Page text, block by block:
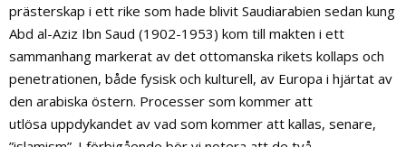
prästerskap i ett rike som hade blivit Saudiarabien sedan kung
Abd al-Aziz Ibn Saud (1902-1953) kom till makten i ett
sammanhang markerat av det ottomanska rikets kollaps och
penetrationen, både fysisk och kulturell, av Europa i hjärtat av
den arabiska östern. Processer som kommer att
utlösa uppdykandet av vad som kommer att kallas, senare,